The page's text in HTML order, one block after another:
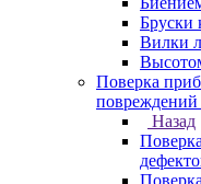
Бруски
Вилки
Поверка
повреждений
Назад